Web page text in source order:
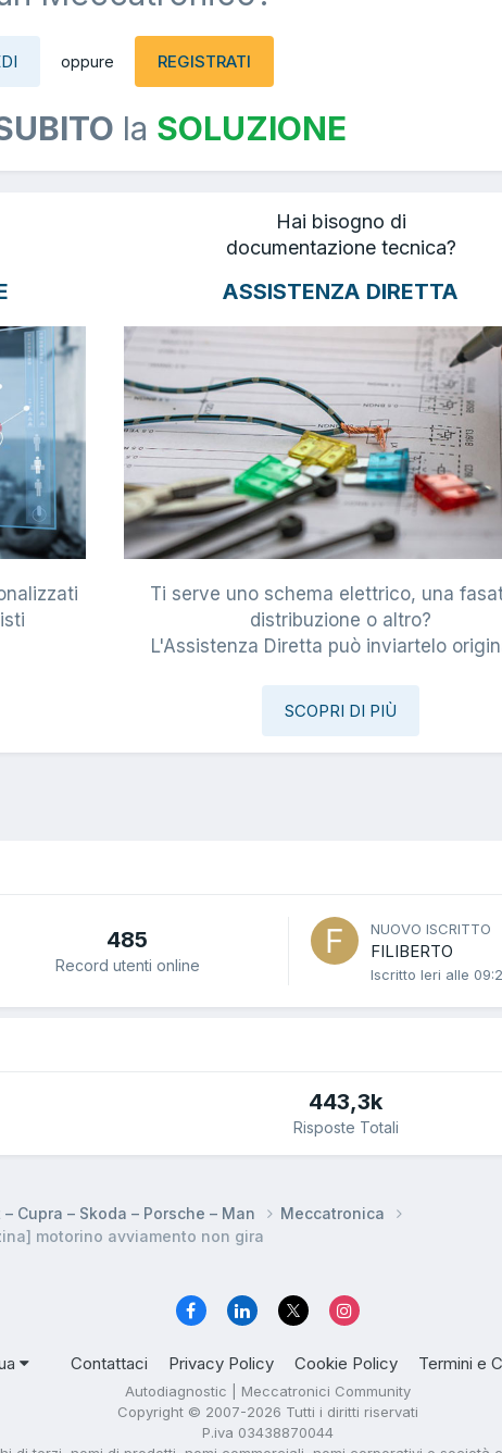
oppure REGISTRATI
la SOLUZIONE
Hai bisogno di
documentazione tecnica?
ASSISTENZA DIRETTA
Ti serve uno schema elettrico, una
distribuzione o altro?
L'Assistenza Diretta può inviartelo
SCOPRI DI PIÙ
485
Record utenti online
NUOVO ISCRITTO
FILIBERTO
Iscritto Ieri alle
443,3k
Risposte Totali
Cupra – Skoda – Porsche – Man
Meccatronica
motorino avviamento non gira
Contattaci Privacy Policy Cookie Policy Termini e
Autodiagnostic | Meccatronici Community
Copyright © 2007-2026 Tutti i diritti riservati
P.iva 03438870044